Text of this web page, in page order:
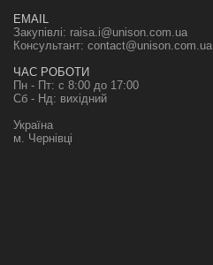
EMAIL
Закупівлі: raisa.i@unison.com.ua
Консультант: contact@unison.com.ua
ЧАС РОБОТИ
Пн - Пт: с 8:00 до 17:00
Сб - Нд: вихідний
Україна
м. Чернівці